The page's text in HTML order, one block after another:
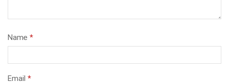
Name *
Email *